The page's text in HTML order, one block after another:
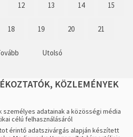
12 13 14 15
18 19 20 21
Utolsó
KÖZLEMÉNYEK
adatainak a közösségi média
célú felhasználásáról
érintő adatszivárgás alapján készített